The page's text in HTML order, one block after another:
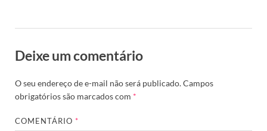
Deixe um comentário
O seu endereço de e-mail não será publicado.Campos
obrigatórios são marcados com *
COMENTÁRIO*